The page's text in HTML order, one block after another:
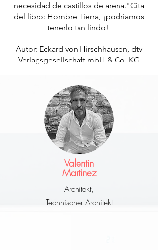
necesidad de castillos de arena."​Cita
del libro: Hombre Tierra, ¡podríamos
tenerlo tan lindo!
Autor: Eckard von Hirschhausen, dtv
Verlagsgesellschaft mbH & Co. KG​
Valentin
Martinez
Architekt,
Technischer Architekt